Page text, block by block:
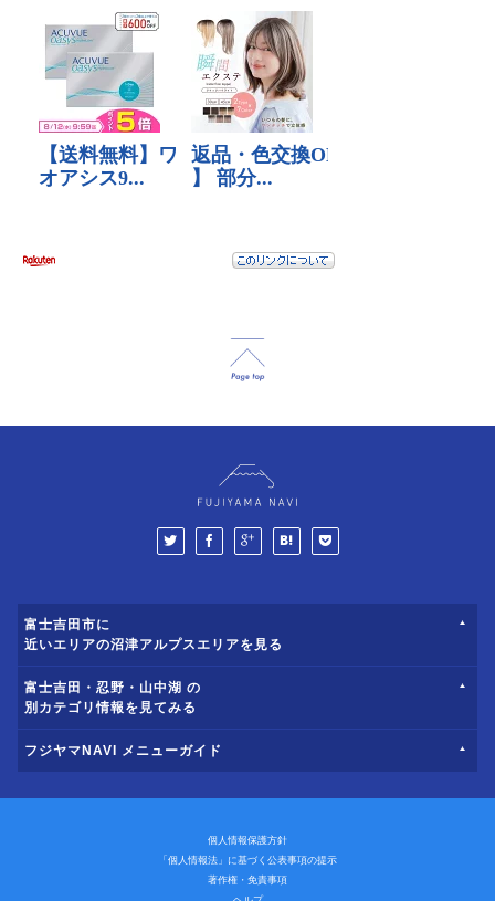
富士吉田市に
近いエリアの沼津アルプスエリアを見る
富士吉田・忍野・山中湖 の
別カテゴリ情報を見てみる
フジヤマNAVI メニューガイド
個人情報保護方針
「個人情報法」に基づく公表事項の提示
著作権・免責事項